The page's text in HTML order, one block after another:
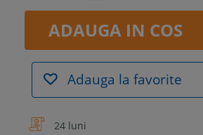
ADAUGA IN COS
Adauga la favorite
24 luni